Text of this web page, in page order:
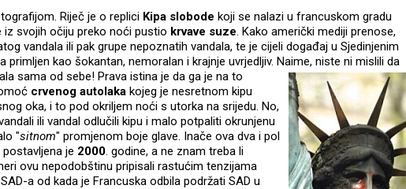
Riječ je o replici Kipa slobode koji se nalazi u francuskom gradu
iz svojih očiju preko noći pustio krvave suze. Kako američki mediji prenose,
vandala ili pak grupe nepoznatih vandala, te je cijeli događaj u Sjedinjenim
primljen kao šokantan, nemoralan i krajnje uvrjedljiv. Naime, niste ni mislili da
sama od sebe! Prava istina je da ga je na to
crvenog autolaka kojeg je nesretnom kipu
oka, i to pod okriljem noći s utorka na srijedu. No,
ili vandal odlučili kipu i malo potpaliti okrunjenu
"sitnom" promjenom boje glave. Inače ova dva i pol
je 2000. godine, a ne znam treba li
ovu nepodobštinu pripisali rastućim tenzijama
a od kada je Francuska odbila podržati SAD u